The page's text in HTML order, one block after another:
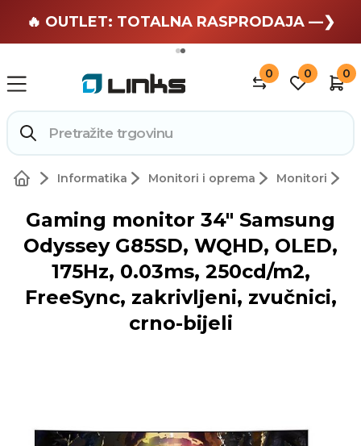
🏄 Zaslužuješ odmor —❯
🔥 OUTLET: TOTALNA RASPRODAJA —❯
0 0 0
Informatika Monitori i oprema Monitori
Gaming monitor 34" Samsung
Odyssey G85SD, WQHD, OLED,
175Hz, 0.03ms, 250cd/m2,
FreeSync, zakrivljeni, zvučnici,
crno-bijeli